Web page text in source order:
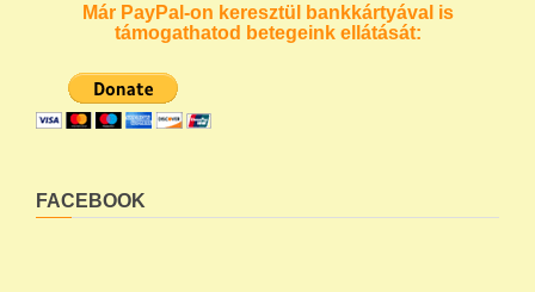
Már PayPal-on keresztül bankkártyával is
támogathatod betegeink ellátását:
FACEBOOK